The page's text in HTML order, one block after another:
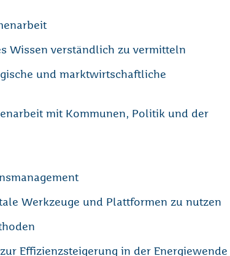
Wissen verständlich zu vermitteln
und marktwirtschaftliche
mit Kommunen, Politik und der
Werkzeuge und Plattformen zu nutzen
Effizienzsteigerung in der Energiewende